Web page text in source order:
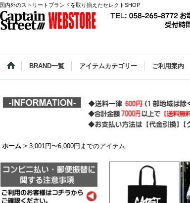
国内外のストリートブランドを取り揃えたセレクトSHOP
BRAND一覧 アイテムカテゴリー ご利用案内
ホーム > 3,001円〜6,000円までのアイテム